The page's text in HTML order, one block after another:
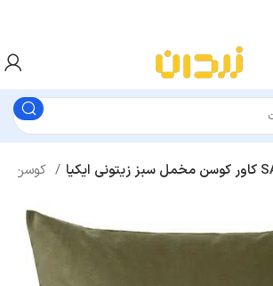
کوسن و کاور کوسن